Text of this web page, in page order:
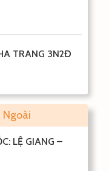
TRANG 3N2Đ
Ngoài
LỆ GIANG –